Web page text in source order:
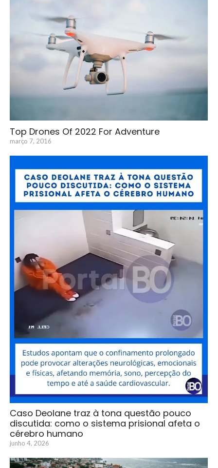
Top Drones Of 2022 For Adventure
março 7, 2016
Caso Deolane traz à tona questão pouco
discutida: como o sistema prisional afeta o
cérebro humano
junho 4, 2026